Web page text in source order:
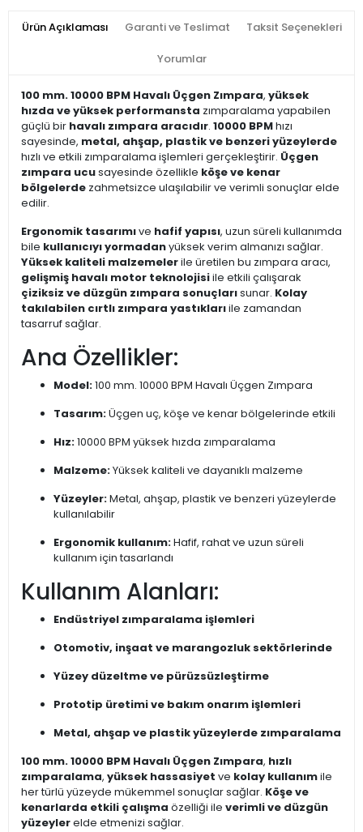
Ürün Açıklaması Garanti ve Teslimat Taksit Seçenekleri
Yorumlar
100 mm. 10000 BPM Havalı Üçgen Zımpara, yüksek
hızda ve yüksek performansta zımparalama yapabilen
güçlü bir havalı zımpara aracıdır. 10000 BPMhızı
sayesinde, metal, ahşap, plastik ve benzeri yüzeylerde
hızlı ve etkili zımparalama işlemleri gerçekleştirir. Üçgen
zımpara ucusayesinde özellikle köşe ve kenar
bölgelerde zahmetsizce ulaşılabilir ve verimli sonuçlar elde
edilir.
Ergonomik tasarımıve hafif yapısı, uzun süreli kullanımda
bile kullanıcıyı yormadanyüksek verim almanızı sağlar.
Yüksek kaliteli malzemelerile üretilen bu zımpara aracı,
gelişmiş havalı motor teknolojisiile etkili çalışarak
çiziksiz ve düzgün zımpara sonuçlarısunar. Kolay
takılabilen cırtlı zımpara yastıklarıile zamandan
tasarruf sağlar.
Ana Özellikler:
Model:100 mm. 10000 BPM Havalı Üçgen Zımpara
Tasarım:Üçgen uç, köşe ve kenar bölgelerinde etkili
Hız:10000 BPM yüksek hızda zımparalama
Malzeme:Yüksek kaliteli ve dayanıklı malzeme
Yüzeyler:Metal, ahşap, plastik ve benzeri yüzeylerde
kullanılabilir
Ergonomik kullanım:Hafif, rahat ve uzun süreli
kullanım için tasarlandı
Kullanım Alanları:
Endüstriyel zımparalama işlemleri
Otomotiv, inşaat ve marangozluk sektörlerinde
Yüzey düzeltme ve pürüzsüzleştirme
Prototip üretimi ve bakım onarım işlemleri
Metal, ahşap ve plastik yüzeylerde zımparalama
100 mm. 10000 BPM Havalı Üçgen Zımpara, hızlı
zımparalama, yüksek hassasiyet ve kolay kullanımile
her türlü yüzeyde mükemmel sonuçlar sağlar. Köşe ve
kenarlarda etkili çalışma özelliği ile verimli ve düzgün
yüzeylerelde etmenizi sağlar.